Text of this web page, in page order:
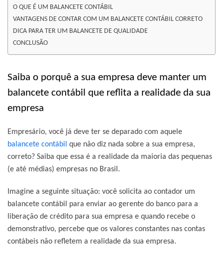
O QUE É UM BALANCETE CONTÁBIL
VANTAGENS DE CONTAR COM UM BALANCETE CONTÁBIL CORRETO
DICA PARA TER UM BALANCETE DE QUALIDADE
CONCLUSÃO
Saiba o porquê a sua empresa deve manter um
balancete contábil que reflita a realidade da sua
empresa
Empresário, você já deve ter se deparado com aquele
balancete contábil que não diz nada sobre a sua empresa,
correto? Saiba que essa é a realidade da maioria das pequenas
(e até médias) empresas no Brasil.
Imagine a seguinte situação: você solicita ao contador um
balancete contábil para enviar ao gerente do banco para a
liberação de crédito para sua empresa e quando recebe o
demonstrativo, percebe que os valores constantes nas contas
contábeis não refletem a realidade da sua empresa.